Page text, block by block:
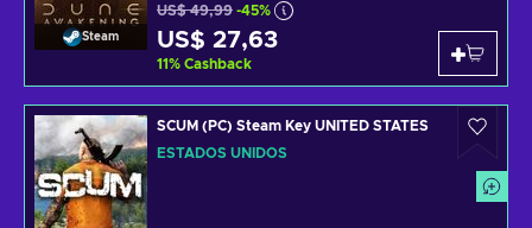
Steam
US$ 49,99 -45%
US$ 27,63
11% Cashback
SCUM (PC) Steam Key UNITED STATES
ESTADOS UNIDOS